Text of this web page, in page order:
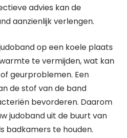
advies kan de
aanzienlijk verlengen.
op een koele plaats
te vermijden, wat kan
geurproblemen. Een
de stof van de band
bevorderen. Daarom
judoband uit de buurt van
badkamers te houden.